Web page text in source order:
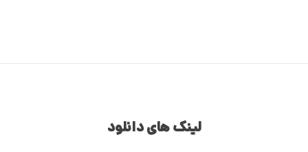
لینک های دانلود